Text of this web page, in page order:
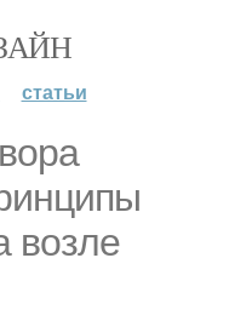
статьи
возле